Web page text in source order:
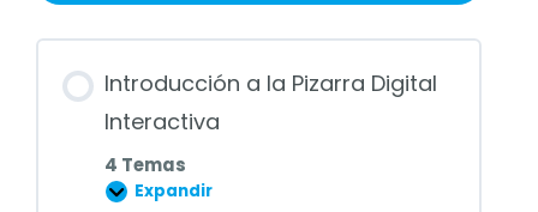
Introducción a la Pizarra Digital
Interactiva
4 Temas
Expandir
Introducción